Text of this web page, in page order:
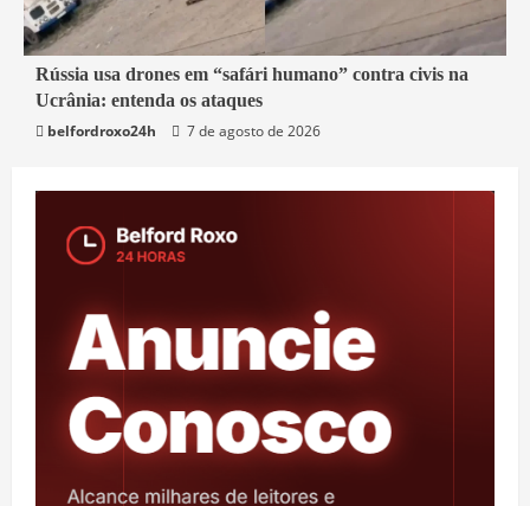
2 min read
Mundo
Rússia usa drones em “safári humano” contra civis na
Ucrânia: entenda os ataques
belfordroxo24h
7 de agosto de 2026